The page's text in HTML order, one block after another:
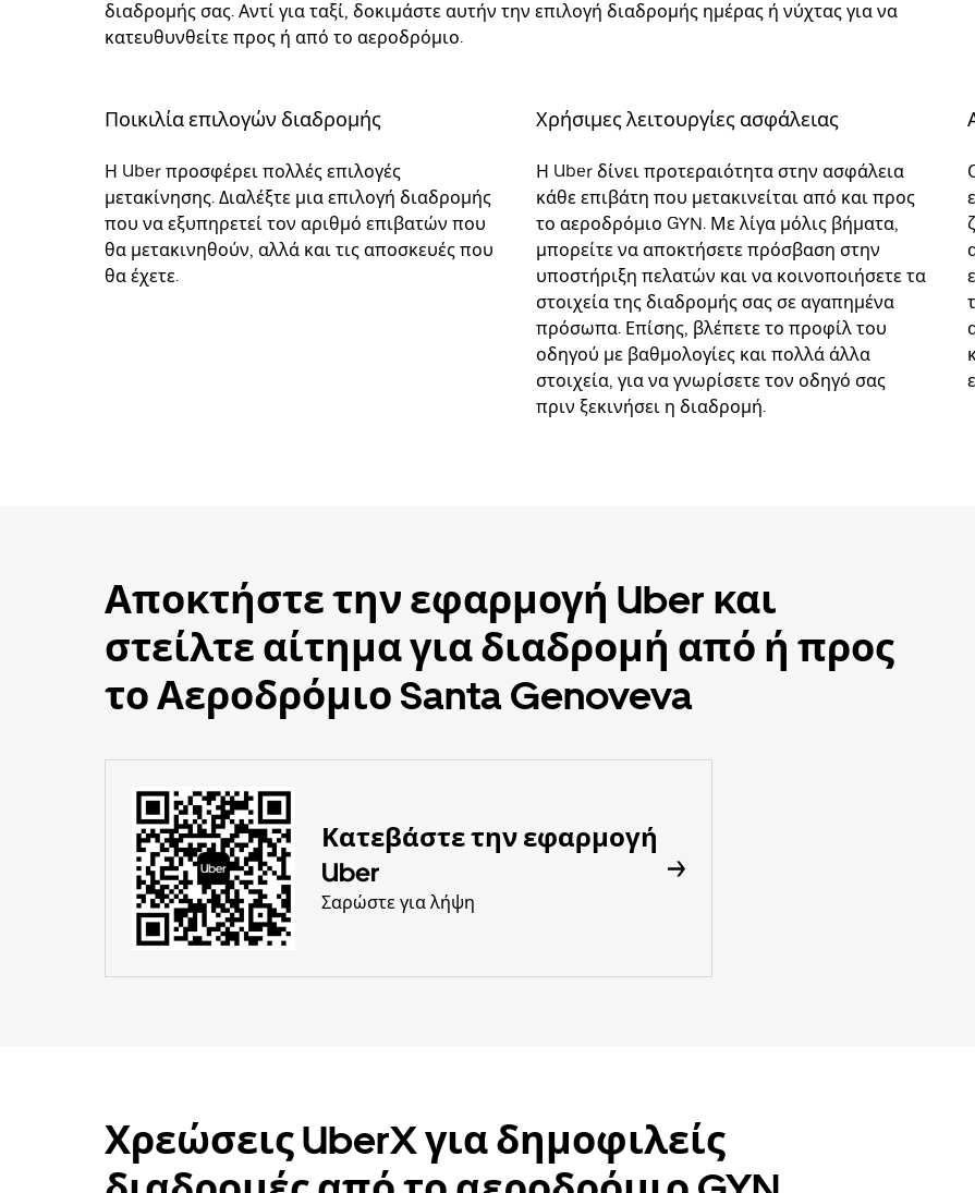
διαδρομής σας. Αντί για ταξί, δοκιμάστε αυτήν την επιλογή διαδρομής ημέρας ή νύχτας για να
κατευθυνθείτε προς ή από το αεροδρόμιο.
Ποικιλία επιλογών διαδρομής
Η Uber προσφέρει πολλές επιλογές
μετακίνησης. Διαλέξτε μια επιλογή διαδρομής
που να εξυπηρετεί τον αριθμό επιβατών που
θα μετακινηθούν, αλλά και τις αποσκευές που
θα έχετε.
Χρήσιμες λειτουργίες ασφάλειας
Η Uber δίνει προτεραιότητα στην ασφάλεια
κάθε επιβάτη που μετακινείται από και προς
το αεροδρόμιο GYN. Με λίγα μόλις βήματα,
μπορείτε να αποκτήσετε πρόσβαση στην
υποστήριξη πελατών και να κοινοποιήσετε τα
στοιχεία της διαδρομής σας σε αγαπημένα
πρόσωπα. Επίσης, βλέπετε το προφίλ του
οδηγού με βαθμολογίες και πολλά άλλα
στοιχεία, για να γνωρίσετε τον οδηγό σας
πριν ξεκινήσει η διαδρομή.
Αποκτήστε την εφαρμογή Uber και
στείλτε αίτημα για διαδρομή από ή προς
το Αεροδρόμιο Santa Genoveva
Κατεβάστε την εφαρμογή
Uber
Σαρώστε για λήψη
Χρεώσεις UberX για δημοφιλείς